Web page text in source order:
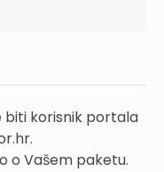
biti korisnik portala
o Vašem paketu.